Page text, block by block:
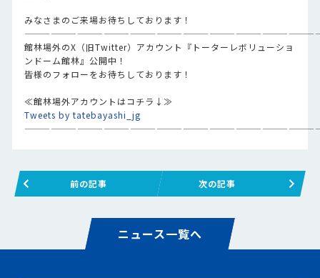
みなさまのご来場お待ちしております！
館林場外のX（旧Twitter）アカウント『トーターレボリューショ
ンドーム館林』公開中！
皆様のフォローをお待ちしております！
≪館林場外アカウントはコチラ↓≫
Tweets by tatebayashi_jg
前の記事 次の記事
ニュース一覧へ